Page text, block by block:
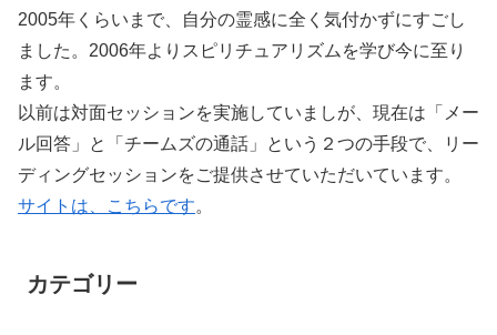
2005年くらいまで、自分の霊感に全く気付かずにすごし
ました。2006年よりスピリチュアリズムを学び今に至り
ます。
以前は対面セッションを実施していましが、現在は「メー
ル回答」と「チームズの通話」という２つの手段で、リー
ディングセッションをご提供させていただいています。
サイトは、こちらです。
カテゴリー